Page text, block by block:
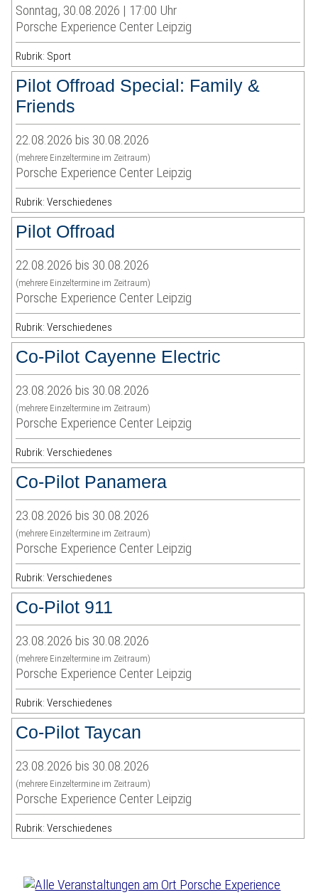
Sonntag, 30.08.2026 | 17:00 Uhr
Porsche Experience Center Leipzig
Rubrik: Sport
Pilot Offroad Special: Family &
Friends
22.08.2026 bis 30.08.2026
(mehrere Einzeltermine im Zeitraum)
Porsche Experience Center Leipzig
Rubrik: Verschiedenes
Pilot Offroad
22.08.2026 bis 30.08.2026
(mehrere Einzeltermine im Zeitraum)
Porsche Experience Center Leipzig
Rubrik: Verschiedenes
Co-Pilot Cayenne Electric
23.08.2026 bis 30.08.2026
(mehrere Einzeltermine im Zeitraum)
Porsche Experience Center Leipzig
Rubrik: Verschiedenes
Co-Pilot Panamera
23.08.2026 bis 30.08.2026
(mehrere Einzeltermine im Zeitraum)
Porsche Experience Center Leipzig
Rubrik: Verschiedenes
Co-Pilot 911
23.08.2026 bis 30.08.2026
(mehrere Einzeltermine im Zeitraum)
Porsche Experience Center Leipzig
Rubrik: Verschiedenes
Co-Pilot Taycan
23.08.2026 bis 30.08.2026
(mehrere Einzeltermine im Zeitraum)
Porsche Experience Center Leipzig
Rubrik: Verschiedenes